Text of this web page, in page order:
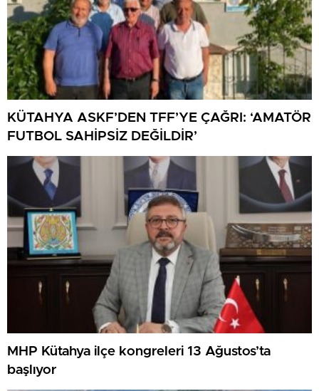
KÜTAHYA ASKF’DEN TFF’YE ÇAĞRI: ‘AMATÖR
FUTBOL SAHİPSİZ DEĞİLDİR’
MHP Kütahya ilçe kongreleri 13 Ağustos’ta
başlıyor